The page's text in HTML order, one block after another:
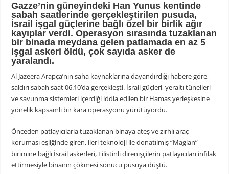
Gazze’nin güneyindeki Han Yunus kentinde
sabah saatlerinde gerçekleştirilen pusuda,
İsrail işgal güçlerine bağlı özel bir birlik ağır
kayıplar verdi. Operasyon sırasında tuzaklanan
bir binada meydana gelen patlamada en az 5
işgal askeri öldü, çok sayıda asker de
yaralandı.
Al Jazeera Arapça’nın saha kaynaklarına dayandırdığı habere göre,
saldırı sabah saat 06.10’da gerçekleşti. İsrail güçleri, yeraltı tünelleri
ve savunma sistemleri içerdiği iddia edilen bir Hamas yerleşkesine
yönelik kapsamlı bir kara operasyonu yürütüyordu.
Önceden patlayıcılarla tuzaklanan binaya ateş ve zırhlı araç
koruması eşliğinde giren, ileri teknoloji ile donatılmış “Maglan”
birimine bağlı İsrail askerleri, Filistinli direnişçilerin patlayıcıları infilak
ettirmesiyle binanın çökmesi sonucu pusuya düştü.